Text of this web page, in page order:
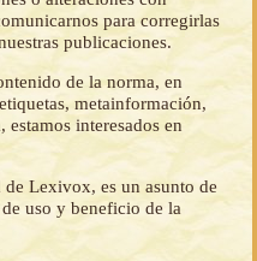
para corregirlas
publicaciones.
de la norma, en
metainformación,
estamos interesados en
Lexivox, es un asunto de
uso y beneficio de la